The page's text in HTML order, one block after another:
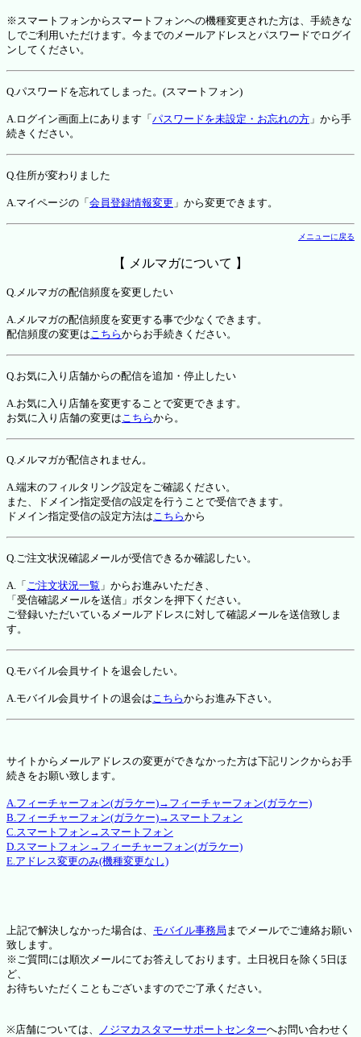
※スマートフォンからスマートフォンへの機種変更された方は、手続きな
しでご利用いただけます。今までのメールアドレスとパスワードでログイ
ンしてください。
Q.パスワードを忘れてしまった。(スマートフォン)
A.ログイン画面上にあります「 パスワードを未設定・お忘れの方 」から手
続きください。
Q.住所が変わりました
A.マイページの「 会員登録情報変更 」から変更できます。
メニューに戻る
【 メルマガについて 】
Q.メルマガの配信頻度を変更したい
A.メルマガの配信頻度を変更する事で少なくできます。
配信頻度の変更はこちらからお手続きください。
Q.お気に入り店舗からの配信を追加・停止したい
A.お気に入り店舗を変更することで変更できます。
お気に入り店舗の変更はこちらから。
Q.メルマガが配信されません。
A.端末のフィルタリング設定をご確認ください。
また、ドメイン指定受信の設定を行うことで受信できます。
ドメイン指定受信の設定方法はこちらから
Q.ご注文状況確認メールが受信できるか確認したい。
A.「 ご注文状況一覧 」からお進みいただき、
「受信確認メールを送信」ボタンを押下ください。
ご登録いただいているメールアドレスに対して確認メールを送信致しま
す。
Q.モバイル会員サイトを退会したい。
A.モバイル会員サイトの退会はこちらからお進み下さい。
サイトからメールアドレスの変更ができなかった方は下記リンクからお手
続きをお願い致します。
A.フィーチャーフォン(ガラケー)→フィーチャーフォン(ガラケー)
B.フィーチャーフォン(ガラケー)→スマートフォン
C.スマートフォン→スマートフォン
D.スマートフォン→フィーチャーフォン(ガラケー)
E.アドレス変更のみ(機種変更なし)
上記で解決しなかった場合は、 モバイル事務局 までメールでご連絡お願い
致します。
※ご質問には順次メールにてお答えしております。土日祝日を除く5日ほ
ど、
お待ちいただくこともございますのでご了承ください。
※店舗については、 ノジマカスタマーサポートセンターへお問い合わせく